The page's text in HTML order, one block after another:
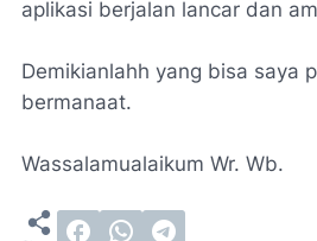
aplikasi berjalan lancar dan
Demikianlahh yang bisa saya
bermanaat.
Wassalamualaikum Wr. Wb.